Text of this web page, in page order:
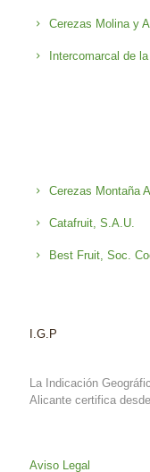
Cerezas Molina y
Intercomarcal de
Cerezas Montaña
Catafruit, S.A.U.
Best Fruit, Soc.
I.G.P
La Indicación
Alicante certifica
Aviso Legal